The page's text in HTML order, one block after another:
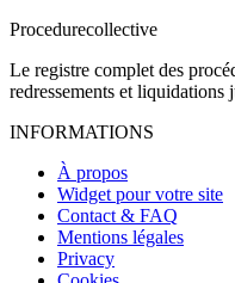
Procedurecollective
Le registre complet des
redressements et liquidations
INFORMATIONS
À propos
Widget pour votre site
Contact & FAQ
Mentions légales
Privacy